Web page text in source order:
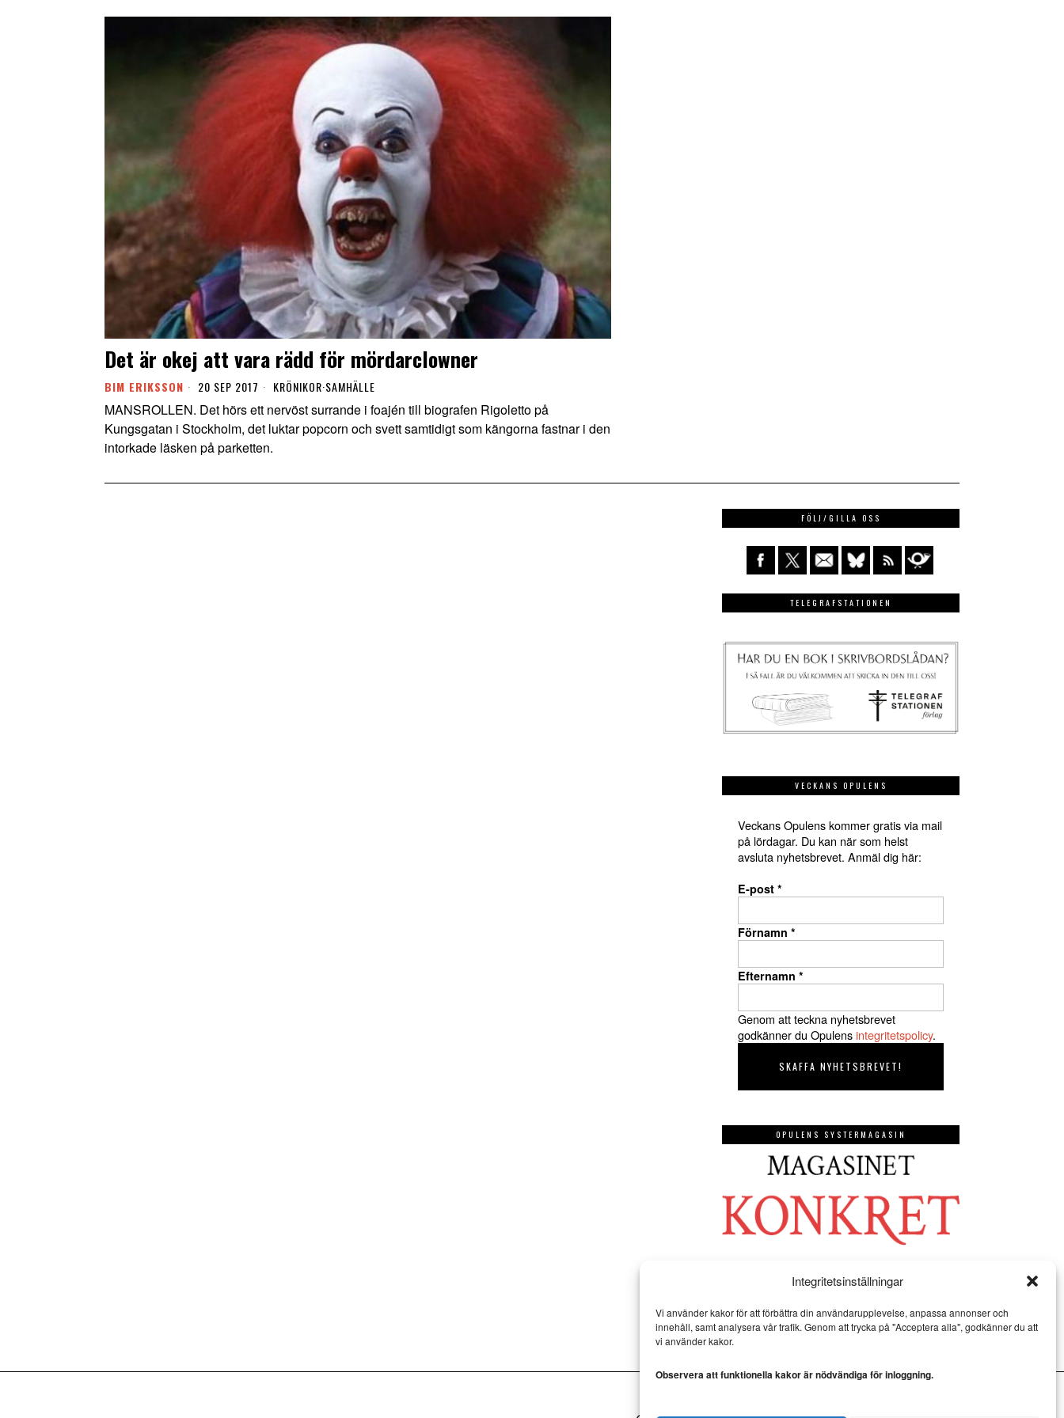
Integritetsinställningar
Vi använder kakor för att förbättra din användarupplevelse, anpassa annonser och
innehåll, samt analysera vår trafik. Genom att trycka på "Acceptera alla", godkänner du att
vi använder kakor.
Observera att funktionella kakor är nödvändiga för inloggning.
Det är okej att vara rädd för mördarclowner
BIM ERIKSSON 20 SEP 2017 KRÖNIKOR·SAMHÄLLE
MANSROLLEN. Det hörs ett nervöst surrande i foajén till biografen Rigoletto på
Kungsgatan i Stockholm, det luktar popcorn och svett samtidigt som kängorna fastnar i den
intorkade läsken på parketten.
FÖLJ/GILLA OSS
TELEGRAFSTATIONEN
VECKANS OPULENS
Veckans Opulens kommer gratis via mail
på lördagar. Du kan när som helst
avsluta nyhetsbrevet. Anmäl dig här:
E-post *
Förnamn *
Efternamn *
Genom att teckna nyhetsbrevet
godkänner du Opulensintegritetspolicy.
OPULENS SYSTERMAGASIN